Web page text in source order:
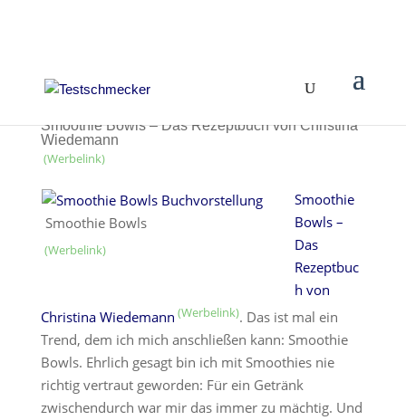
Smoothie Bowls – Das Rezeptbuch von Christina
Wiedemann
Smoothie Bowls
Smoothie
Bowls –
Das
Rezeptbuc
h von
Christina Wiedemann
. Das ist mal ein
Trend, dem ich mich anschließen kann: Smoothie
Bowls. Ehrlich gesagt bin ich mit Smoothies nie
richtig vertraut geworden: Für ein Getränk
zwischendurch war mir das immer zu mächtig. Und